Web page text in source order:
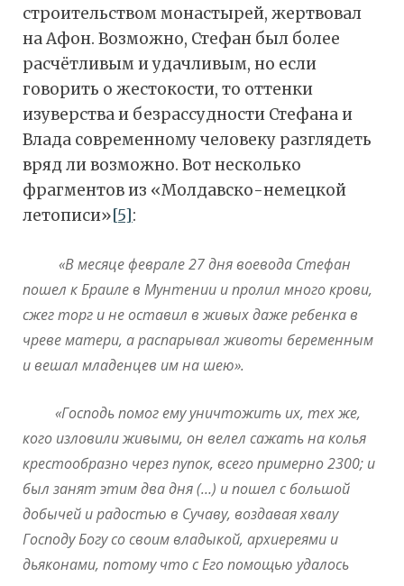
строительством монастырей, жертвовал
на Афон. Возможно, Стефан был более
расчётливым и удачливым, но если
говорить о жестокости, то оттенки
изуверства и безрассудности Стефана и
Влада современному человеку разглядеть
вряд ли возможно. Вот несколько
фрагментов из «Молдавско-немецкой
летописи»[5]:
«В месяце феврале 27 дня воевода Стефан
пошел к Браиле в Мунтении и пролил много крови,
сжег торг и не оставил в живых даже ребенка в
чреве матери, а распарывал животы беременным
и вешал младенцев им на шею».
«Господь помог ему уничтожить их, тех же,
кого изловили живыми, он велел сажать на колья
крестообразно через пупок, всего примерно 2300; и
был занят этим два дня (…) и пошел с большой
добычей и радостью в Сучаву, воздавая хвалу
Господу Богу со своим владыкой, архиереями и
дьяконами, потому что с Его помощью удалось